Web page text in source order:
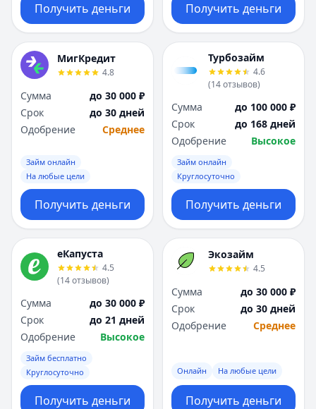
Получить деньги Получить деньги
МигКредит
4.8
Сумма
до 30 000 ₽
Срок
до 30 дней
Одобрение
Среднее
Займ онлайн
На любые цели
Получить деньги
Турбозайм
4.6
(14отзывов)
Сумма
до 100 000 ₽
Срок
до 168 дней
Одобрение
Высокое
Займ онлайн
Круглосуточно
Получить деньги
еКапуста
4.5
(14отзывов)
Сумма
до 30 000 ₽
Срок
до 21 дней
Одобрение
Высокое
Займ бесплатно
Круглосуточно
Получить деньги
Экозайм
4.5
Сумма
до 30 000 ₽
Срок
до 30 дней
Одобрение
Среднее
Онлайн На любые цели
Получить деньги